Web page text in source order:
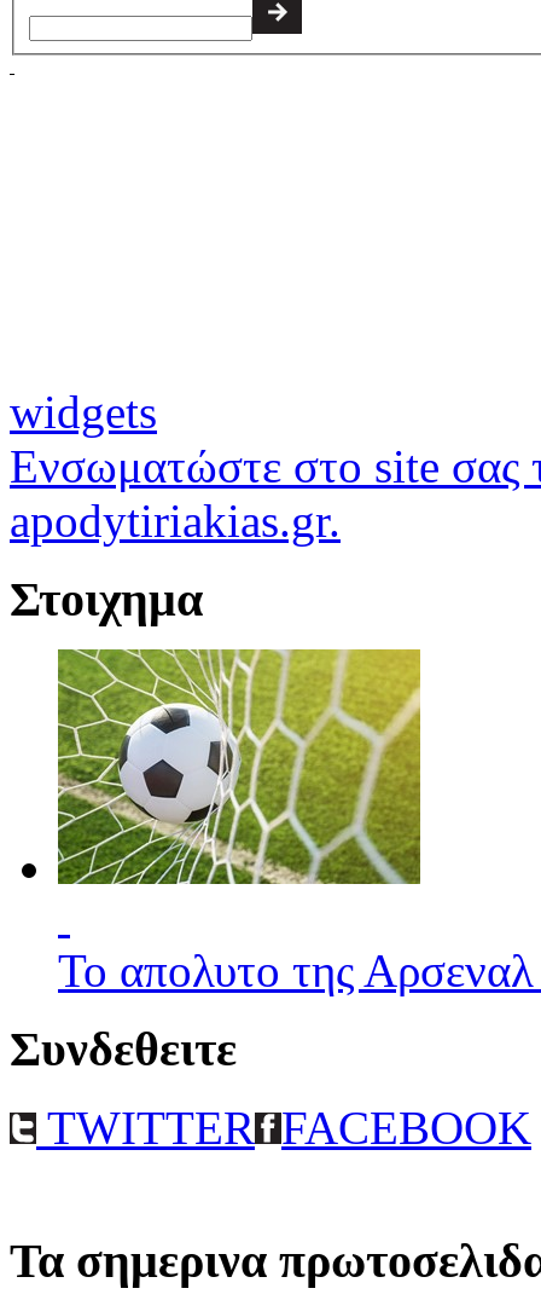
widgets
Ενσωματώστε στο site σας
apodytiriakias.gr.
Στοιχημα
Το απολυτο της
Συνδεθειτε
TWITTER FACEBOOK
Τα σημερινα